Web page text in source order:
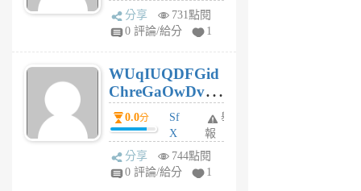
jt
gl
個
月
前
分享
731點閱
0 評論/給分
1
WUqIUQDFGid
ChreGaOwDv
dY0.0分
Sf
X
Pe
Jc
舉
報
分享
744點閱
0 評論/給分
1